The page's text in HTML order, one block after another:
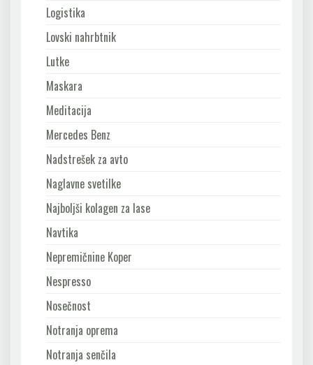
Logistika
Lovski nahrbtnik
Lutke
Maskara
Meditacija
Mercedes Benz
Nadstrešek za avto
Naglavne svetilke
Najboljši kolagen za lase
Navtika
Nepremičnine Koper
Nespresso
Nosečnost
Notranja oprema
Notranja senčila